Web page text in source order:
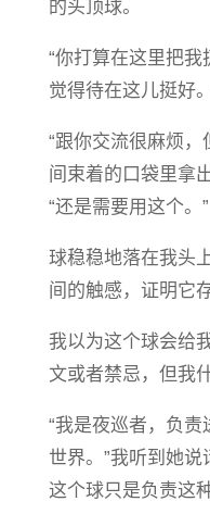
的头顶球。
“你打算在这里把我
觉得待在这儿挺好
“跟你交流很麻烦，
间束着的口袋里拿
“还是需要用这个。”
球稳稳地落在我头
间的触感，证明它存
我以为这个球会给
文或者禁忌，但我
“我是夜巡者，负
世界。”我听到她
这个球只是负责这